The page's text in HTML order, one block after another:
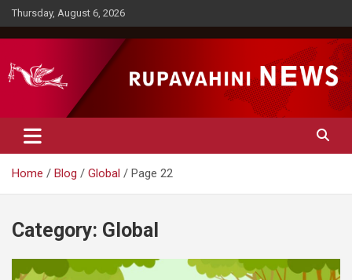
Skip
to
content
Thursday, August 6, 2026
Rupavahini News
Home Blog Global Page 22
Category: Global